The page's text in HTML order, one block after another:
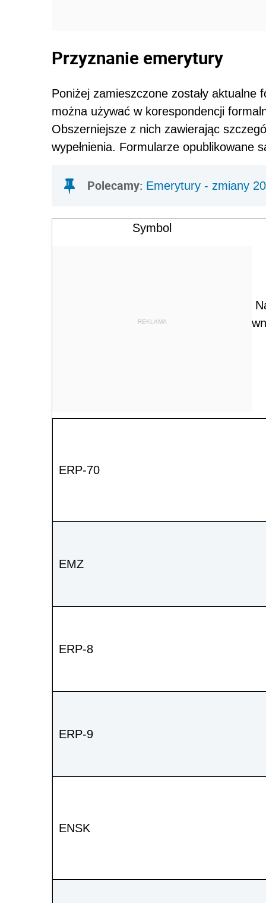
Przyznanie emerytury
Poniżej zamieszczone zostały
można używać w korespondencji
Obszerniejsze z nich zawierając
wypełnienia. Formularze opublikowane
Polecamy: Emerytury - zmiany
Symbol
REKLAMA
ERP-70
EMZ
ERP-8
ERP-9
ENSK